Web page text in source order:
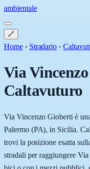
ambientale
🔗
Home › Stradario ›
Via
Caltavuturo
Via Vincenzo Gioberti è
Palermo (PA), in Sicilia.
trovi la posizione esatta
stradali per raggiungere